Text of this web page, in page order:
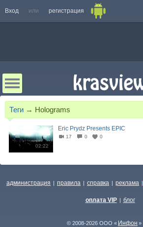
Вход или регистрация
Теги → Holograms
02:22
Eric Prydz Presents EPIC
17 0 0
администрация | правила | справка | реклама |
оплата VIP | блог
© 2008-2026 ООО « Инфон »